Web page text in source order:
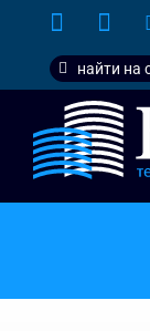
content
Search
for: